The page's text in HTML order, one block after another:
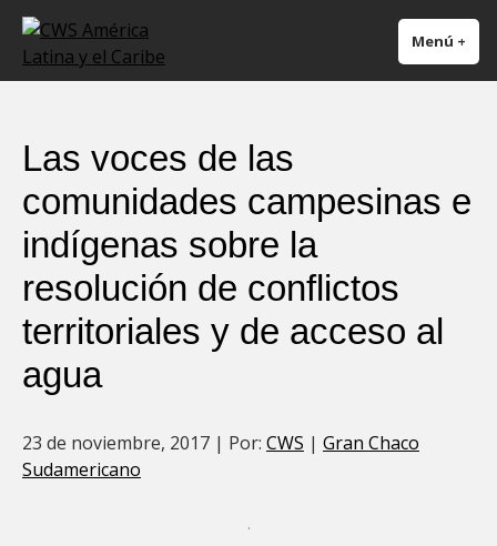
CWS América Latina y el
Caribe
Trabajando en forma ecuménica para erradicar el hambre, la pobreza y
promover la paz y la justicia.
Menú +
Las voces de las
comunidades campesinas e
indígenas sobre la
resolución de conflictos
territoriales y de acceso al
agua
23 de noviembre, 2017 | Por: CWS | Gran Chaco
Sudamericano
.